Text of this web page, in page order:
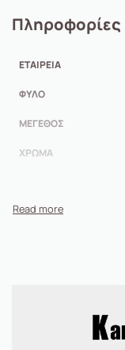
Πληροφορίες
ΕΤΑΙΡΕΊΑ
ΦΎΛΟ
ΜΈΓΕΘΟΣ
ΧΡΏΜΑ